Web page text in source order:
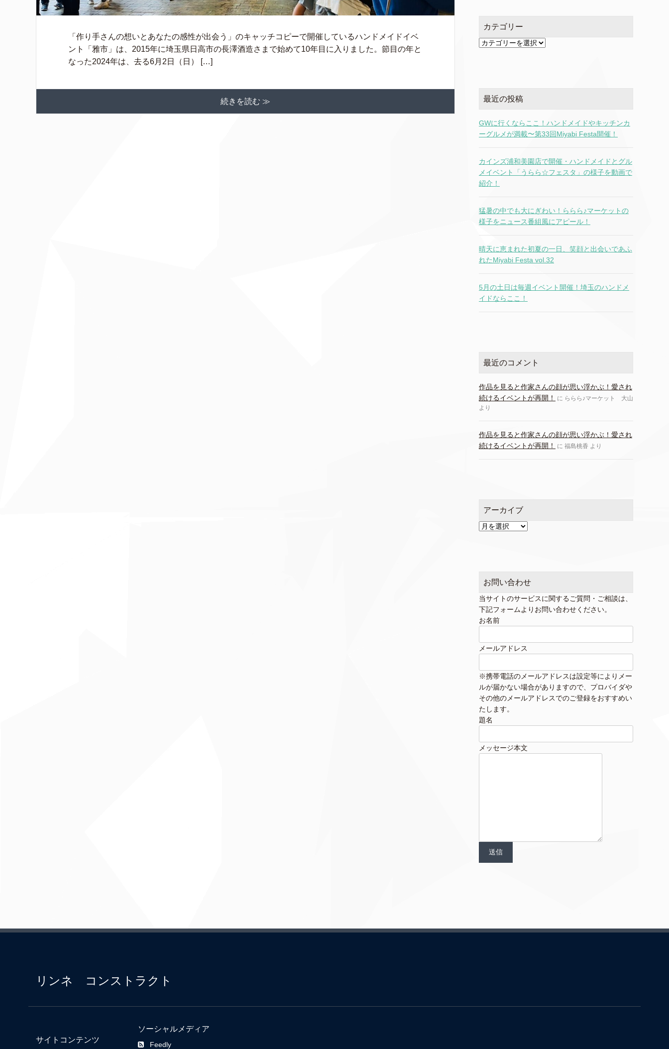
「作り手さんの想いとあなたの感性が出会う」のキャッチコピーで開催しているハンドメイドイベ
ント「雅市」は、2015年に埼玉県日高市の長澤酒造さまで始めて10年目に入りました。節目の年と
なった2024年は、去る6月2日（日） […]
続きを読む ≫
カテゴリー
カ
最近の投稿
GWに行くならここ！ハンドメイドやキッチンカ
ーグルメが満載〜第33回Miyabi Festa開催！
カインズ浦和美園店で開催・ハンドメイドとグル
メイベント「うらら☆フェスタ」の様子を動画で
紹介！
猛暑の中でも大にぎわい！ららら♪マーケットの
様子をニュース番組風にアピール！
晴天に恵まれた初夏の一日、笑顔と出会いであふ
れたMiyabi Festa vol.32
5月の土日は毎週イベント開催！埼玉のハンドメ
イドならここ！
最近のコメント
作品を見ると作家さんの顔が思い浮かぶ！愛され
続けるイベントが再開！
に ららら♪マーケット 大山
より
作品を見ると作家さんの顔が思い浮かぶ！愛され
続けるイベントが再開！
に 福島桃香 より
アーカイブ
ア
お問い合わせ
当サイトのサービスに関するご質問・ご相談は、
下記フォームよりお問い合わせください。
お名前
メールアドレス
※携帯電話のメールアドレスは設定等によりメー
ルが届かない場合がありますので、プロバイダや
その他のメールアドレスでのご登録をおすすめい
たします。
題名
メッセージ本文
リンネ コンストラクト
サイトコンテンツ
ソーシャルメディア
Feedly